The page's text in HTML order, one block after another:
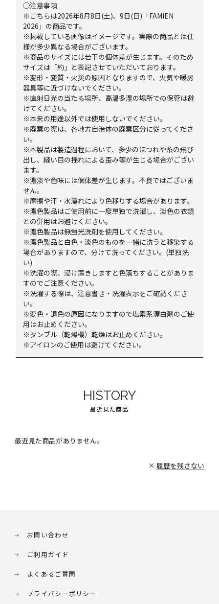
◯注意事項
※こちらは2026年8月8日(土)、9日(日)「FAMIEN
2026」の商品です。
※掲載している画像はイメージです。実際の商品とは仕
様が多少異なる場合がございます。
※商品のサイズには若干の個体差が生じます。そのため
サイズは「約」と表記させていただいております。
※変形・変質・火災の原因となりますので、火気や暖房
器具等に近づけないでください。
※直射日光の当たる場所、高温多湿の場所での保管は避
けてください。
※本来の用途以外では使用しないでください。
※廃棄の際は、各地方自治体の廃棄区分に従ってくださ
い。
※本製品は製造過程において、多少のほつれや糸の飛び
出し、縫い目の揺れによる歪み等が生じる場合がござい
ます。
※濃淡や色味には個体差が生じます。不良ではございま
せん。
※摩擦や汗・水濡れにより色移りする場合があります。
※濃色製品はご使用前に一度単独で洗濯し、淡色の衣類
との併用はお避けください。
※濃色製品は無蛍光洗剤を使用してください。
※濃色製品と白色・淡色のものを一緒に洗うと移染する
場合がありますので、分けて洗ってください。(単独洗
い)
※洗濯の際、浸け置きしますと色落ちすることがありま
すのでご注意ください。
※洗濯する際は、注意書き・洗濯表示をご確認くださ
い。
※変色・退色の原因になりますので塩素系漂白剤のご使
用はお止めください。
※タンブル（乾燥機）乾燥はお止めください。
※アイロンのご使用は避けてください。
HISTORY
最近見た商品
最近見た商品がありません。
履歴を残さない
お問い合わせ
ご利用ガイド
よくあるご質問
プライバシーポリシー